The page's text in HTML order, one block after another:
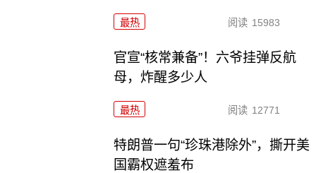
最热 阅读 15983
官宣“核常兼备”！六爷挂弹反航
母，炸醒多少人
最热 阅读 12771
特朗普一句“珍珠港除外”，撕开美
国霸权遮羞布